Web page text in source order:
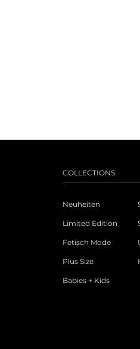
COLLECTIONS
Neuheiten
Limited Edition
Fetisch Mode
Plus Size
Babies + Kids